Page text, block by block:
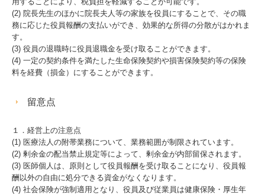
(2) 院長先生のほかに院長夫人等の家族を役員にすることで、その職
務に応じた役員報酬の支払いができ、効果的な所得の分散がはかれま
す。
(3) 役員の退職時に役員退職金を受け取ることができます。
(4) 一定の契約条件を満たした生命保険契約や損害保険契約等の保険
料を経費（損金）にすることができます。
留意点
１．経営上の注意点
(1) 医療法人の附帯業務について、業務範囲が制限されています。
(2) 剰余金の配当禁止規定等によって、剰余金が内部留保されます。
(3) 医師個人は、原則として役員報酬を受け取ることになり、役員報
酬以外の自由に処分できる資金がなくなります。
(4) 社会保険が強制適用となり、役員及び従業員は健康保険・厚生年